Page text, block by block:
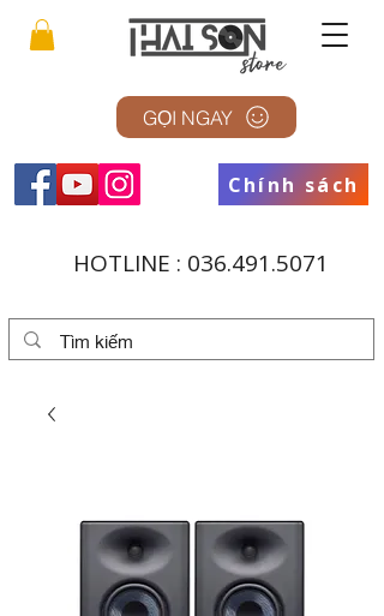
GỌI NGAY
Chính sách
HOTLINE : 036.491.5071